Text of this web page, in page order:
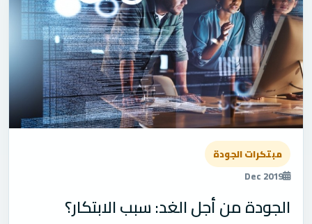
مبتكرات الجودة
Dec 2019
الجودة من أجل الغد: سبب الابتكار؟